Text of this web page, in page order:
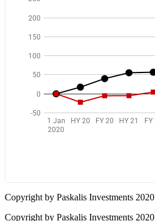
Copyright by Paskalis Investments 2020
Copyright by Paskalis Investments 2020